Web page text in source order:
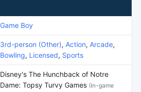
Game Boy
3rd-person (Other), Action, Arcade,
Bowling, Licensed, Sports
Disney's The Hunchback of Notre
Dame: Topsy Turvy Games (In-game